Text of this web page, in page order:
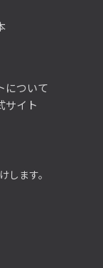
について
サイト
します。